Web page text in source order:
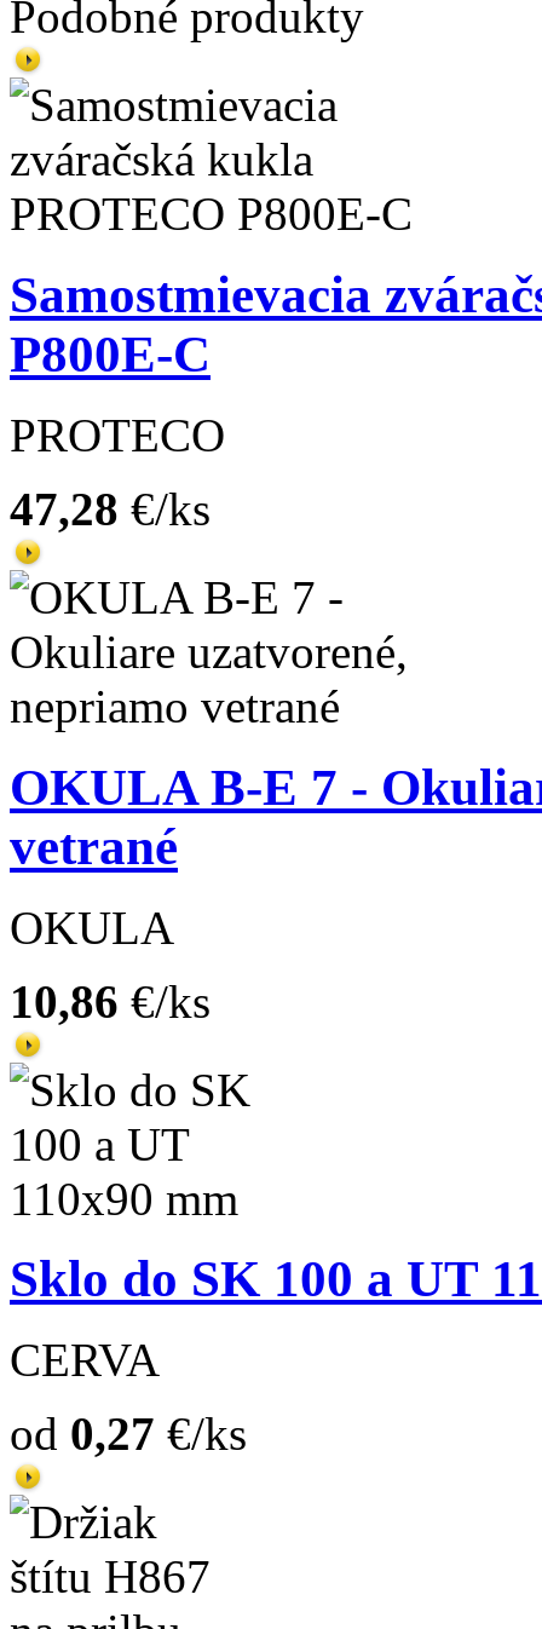
Podobné produkty
Samostmievacia
P800E-C
PROTECO
47,28 €/ks
OKULA B-E 7 -
vetrané
OKULA
10,86 €/ks
Sklo do SK 100 a UT
CERVA
od 0,27 €/ks